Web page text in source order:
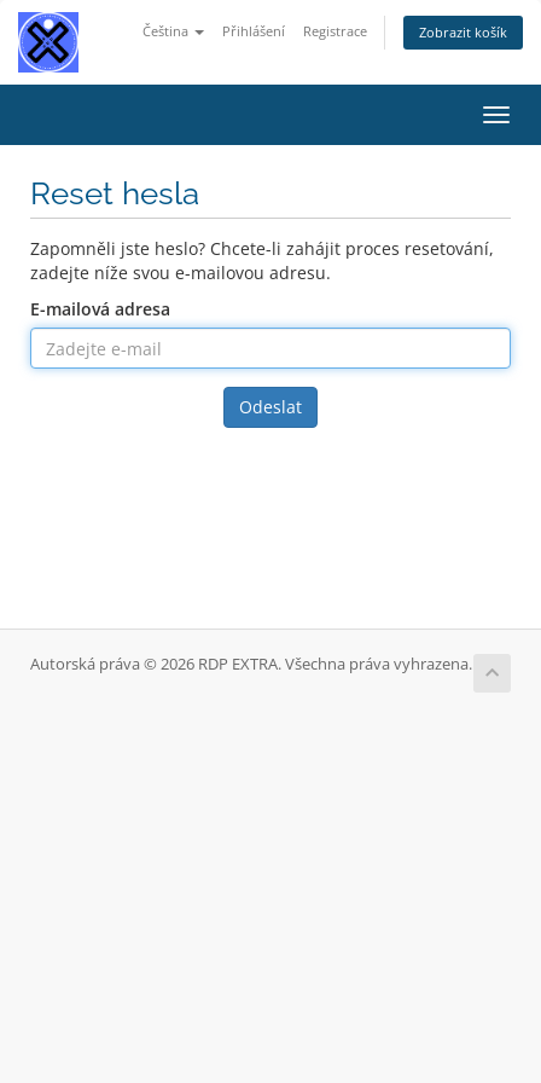
Čeština Přihlášení Registrace Zobrazit košík
Reset hesla
Zapomněli jste heslo? Chcete-li zahájit proces resetování,
zadejte níže svou e-mailovou adresu.
E-mailová adresa
Odeslat
Autorská práva © 2026 RDP EXTRA. Všechna práva vyhrazena.